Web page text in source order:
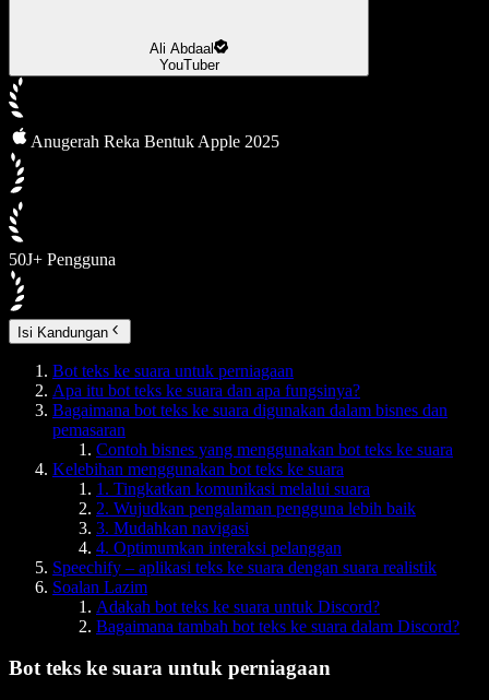
Ali Abdaal
YouTuber
Anugerah Reka Bentuk Apple 2025
50J+ Pengguna
Isi Kandungan
Bot teks ke suara untuk perniagaan
Apa itu bot teks ke suara dan apa fungsinya?
Bagaimana bot teks ke suara digunakan dalam bisnes dan
pemasaran
Contoh bisnes yang menggunakan bot teks ke suara
Kelebihan menggunakan bot teks ke suara
1. Tingkatkan komunikasi melalui suara
2. Wujudkan pengalaman pengguna lebih baik
3. Mudahkan navigasi
4. Optimumkan interaksi pelanggan
Speechify – aplikasi teks ke suara dengan suara realistik
Soalan Lazim
Adakah bot teks ke suara untuk Discord?
Bagaimana tambah bot teks ke suara dalam Discord?
Bot teks ke suara untuk perniagaan